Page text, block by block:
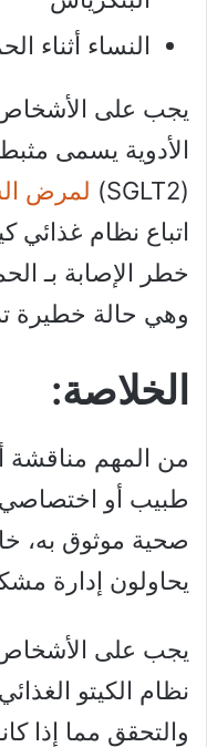
النساء أثناء
يجب على الأشخاص
الأدوية يسمى
(SGLT2)
لمرض
اتباع نظام غذائي
خطر الإصابة بـ
وهي حالة خطيرة
الخلاصة:
من المهم
طبيب أو اختصاصي
صحية موثوق به،
يحاولون إدارة
يجب على الأشخاص
نظام الكيتو
والتحقق مما إذا